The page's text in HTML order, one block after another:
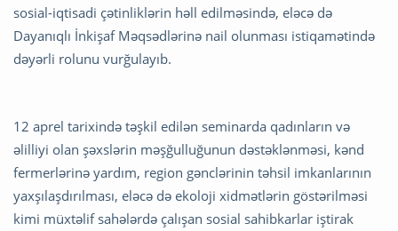
sosial-iqtisadi çətinliklərin həll edilməsində, eləcə də
Dayanıqlı İnkişaf Məqsədlərinə nail olunması istiqamətində
dəyərli rolunu vurğulayıb.
12 aprel tarixində təşkil edilən seminarda qadınların və
əlilliyi olan şəxslərin məşğulluğunun dəstəklənməsi, kənd
fermerlərinə yardım, region gənclərinin təhsil imkanlarının
yaxşılaşdırılması, eləcə də ekoloji xidmətlərin göstərilməsi
kimi müxtəlif sahələrdə çalışan sosial sahibkarlar iştirak